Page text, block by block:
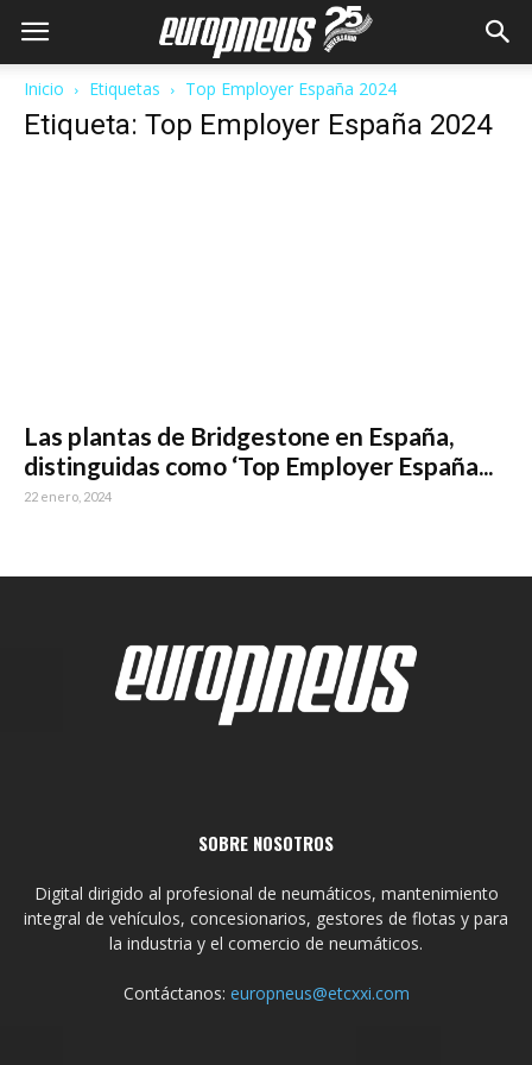
Inicio Etiquetas Top Employer España 2024
Etiqueta: Top Employer España 2024
Las plantas de Bridgestone en España,
distinguidas como ‘Top Employer España...
22 enero, 2024
SOBRE NOSOTROS
Digital dirigido al profesional de neumáticos, mantenimiento
integral de vehículos, concesionarios, gestores de flotas y para
la industria y el comercio de neumáticos.
Contáctanos: europneus@etcxxi.com